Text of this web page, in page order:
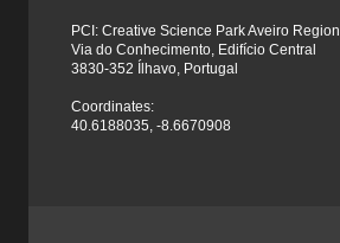
PCI: Creative Science Park Aveiro Region
Via do Conhecimento, Edifício Central
3830-352 Ílhavo, Portugal
Coordinates:
40.6188035, -8.6670908